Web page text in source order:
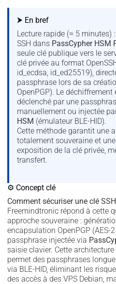
⮞ En bref
Lecture rapide (≈ 5 minutes)
SSH dans PassCypher HSM
seule clé publique vers le
clé privée au format
id_ecdsa, id_ed25519),
passphrase lors de sa
OpenPGP). Le déchiffrement
déclenché par une
manuellement ou injectée
HSM (émulateur BLE-HID).
Cette méthode garantit une
totalement souveraine et
exposition de la clé privée,
transfert.
⚙ Concept clé
Comment sécuriser une clé SSH
Freemindtronic répond à cette
approche souveraine :
encapsulation OpenPGP (AES-
passphrase injectée via
saisie clavier. Cette
permet des passphrases
via BLE-HID, éliminant les
des accès à des VPS Debian,